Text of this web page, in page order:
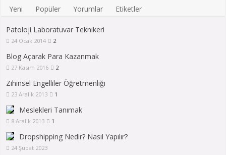
Yeni Popüler Yorumlar Etiketler
Patoloji Laboratuvar Teknikeri
24 Ocak 2014 2
Blog Açarak Para Kazanmak
27 Kasım 2016 2
Zihinsel Engelliler Öğretmenliği
23 Aralık 2013 1
Meslekleri Tanımak
8 Aralık 2013 1
Dropshipping Nedir? Nasıl Yapılır?
24 Şubat 2023